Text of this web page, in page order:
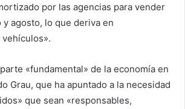
por las agencias para vender
agosto, lo que deriva en
«fundamental» de la economía en
Grau, que ha apuntado a la necesidad
que sean «responsables,